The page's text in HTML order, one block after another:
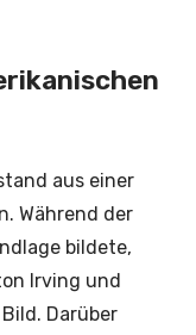
aus einer
Während der
bildete,
Irving und
Darüber